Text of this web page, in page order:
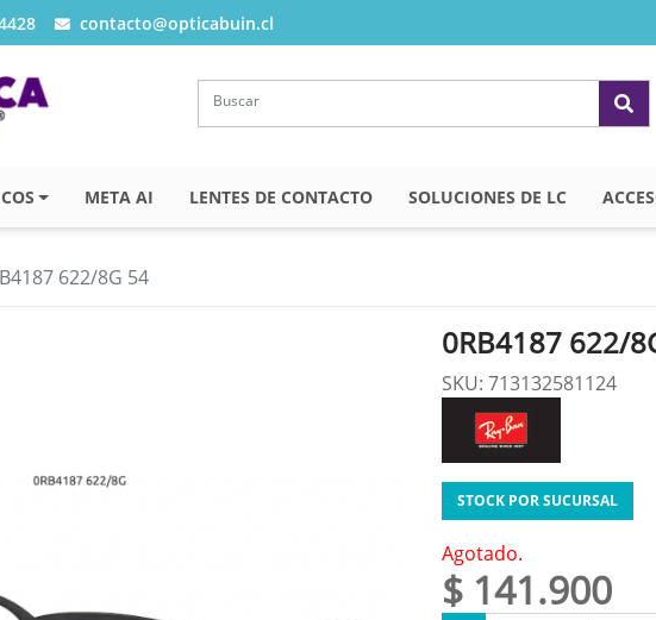
contacto@opticabuin.cl
META AI LENTES DE CONTACTO SOLUCIONES DE LC
622/8G 54
0RB4187 622/
SKU: 713132581124
STOCK POR SUCURSAL
Agotado.
$ 141.900